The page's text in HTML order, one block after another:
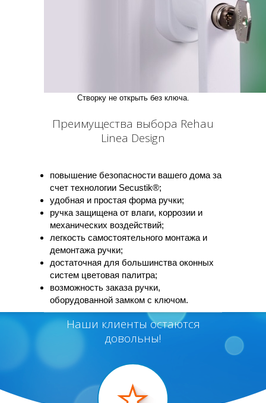
Створку не открыть без ключа.
Преимущества выбора Rehau
Linea Design
повышение безопасности вашего дома за
счет технологии Secustik®;
удобная и простая форма ручки;
ручка защищена от влаги, коррозии и
механических воздействий;
легкость самостоятельного монтажа и
демонтажа ручки;
достаточная для большинства оконных
систем цветовая палитра;
возможность заказа ручки,
оборудованной замком с ключом.
Наши клиенты остаются
довольны!